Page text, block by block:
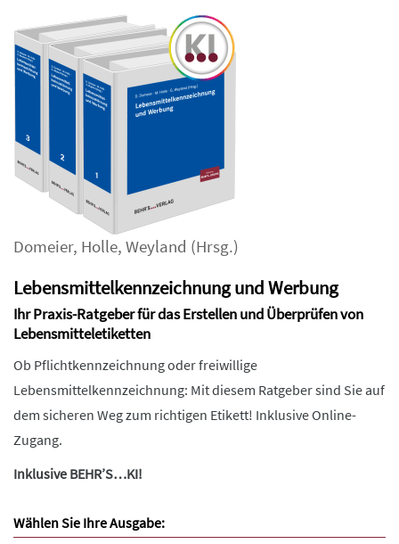
Domeier, Holle, Weyland (Hrsg.)
Lebensmittelkennzeichnung und Werbung
Ihr Praxis-Ratgeber für das Erstellen und Überprüfen von
Lebensmitteletiketten
Ob Pflichtkennzeichnung oder freiwillige
Lebensmittelkennzeichnung: Mit diesem Ratgeber sind Sie auf
dem sicheren Weg zum richtigen Etikett! Inklusive Online-
Zugang.
Inklusive BEHR’S…KI!
Wählen Sie Ihre Ausgabe: